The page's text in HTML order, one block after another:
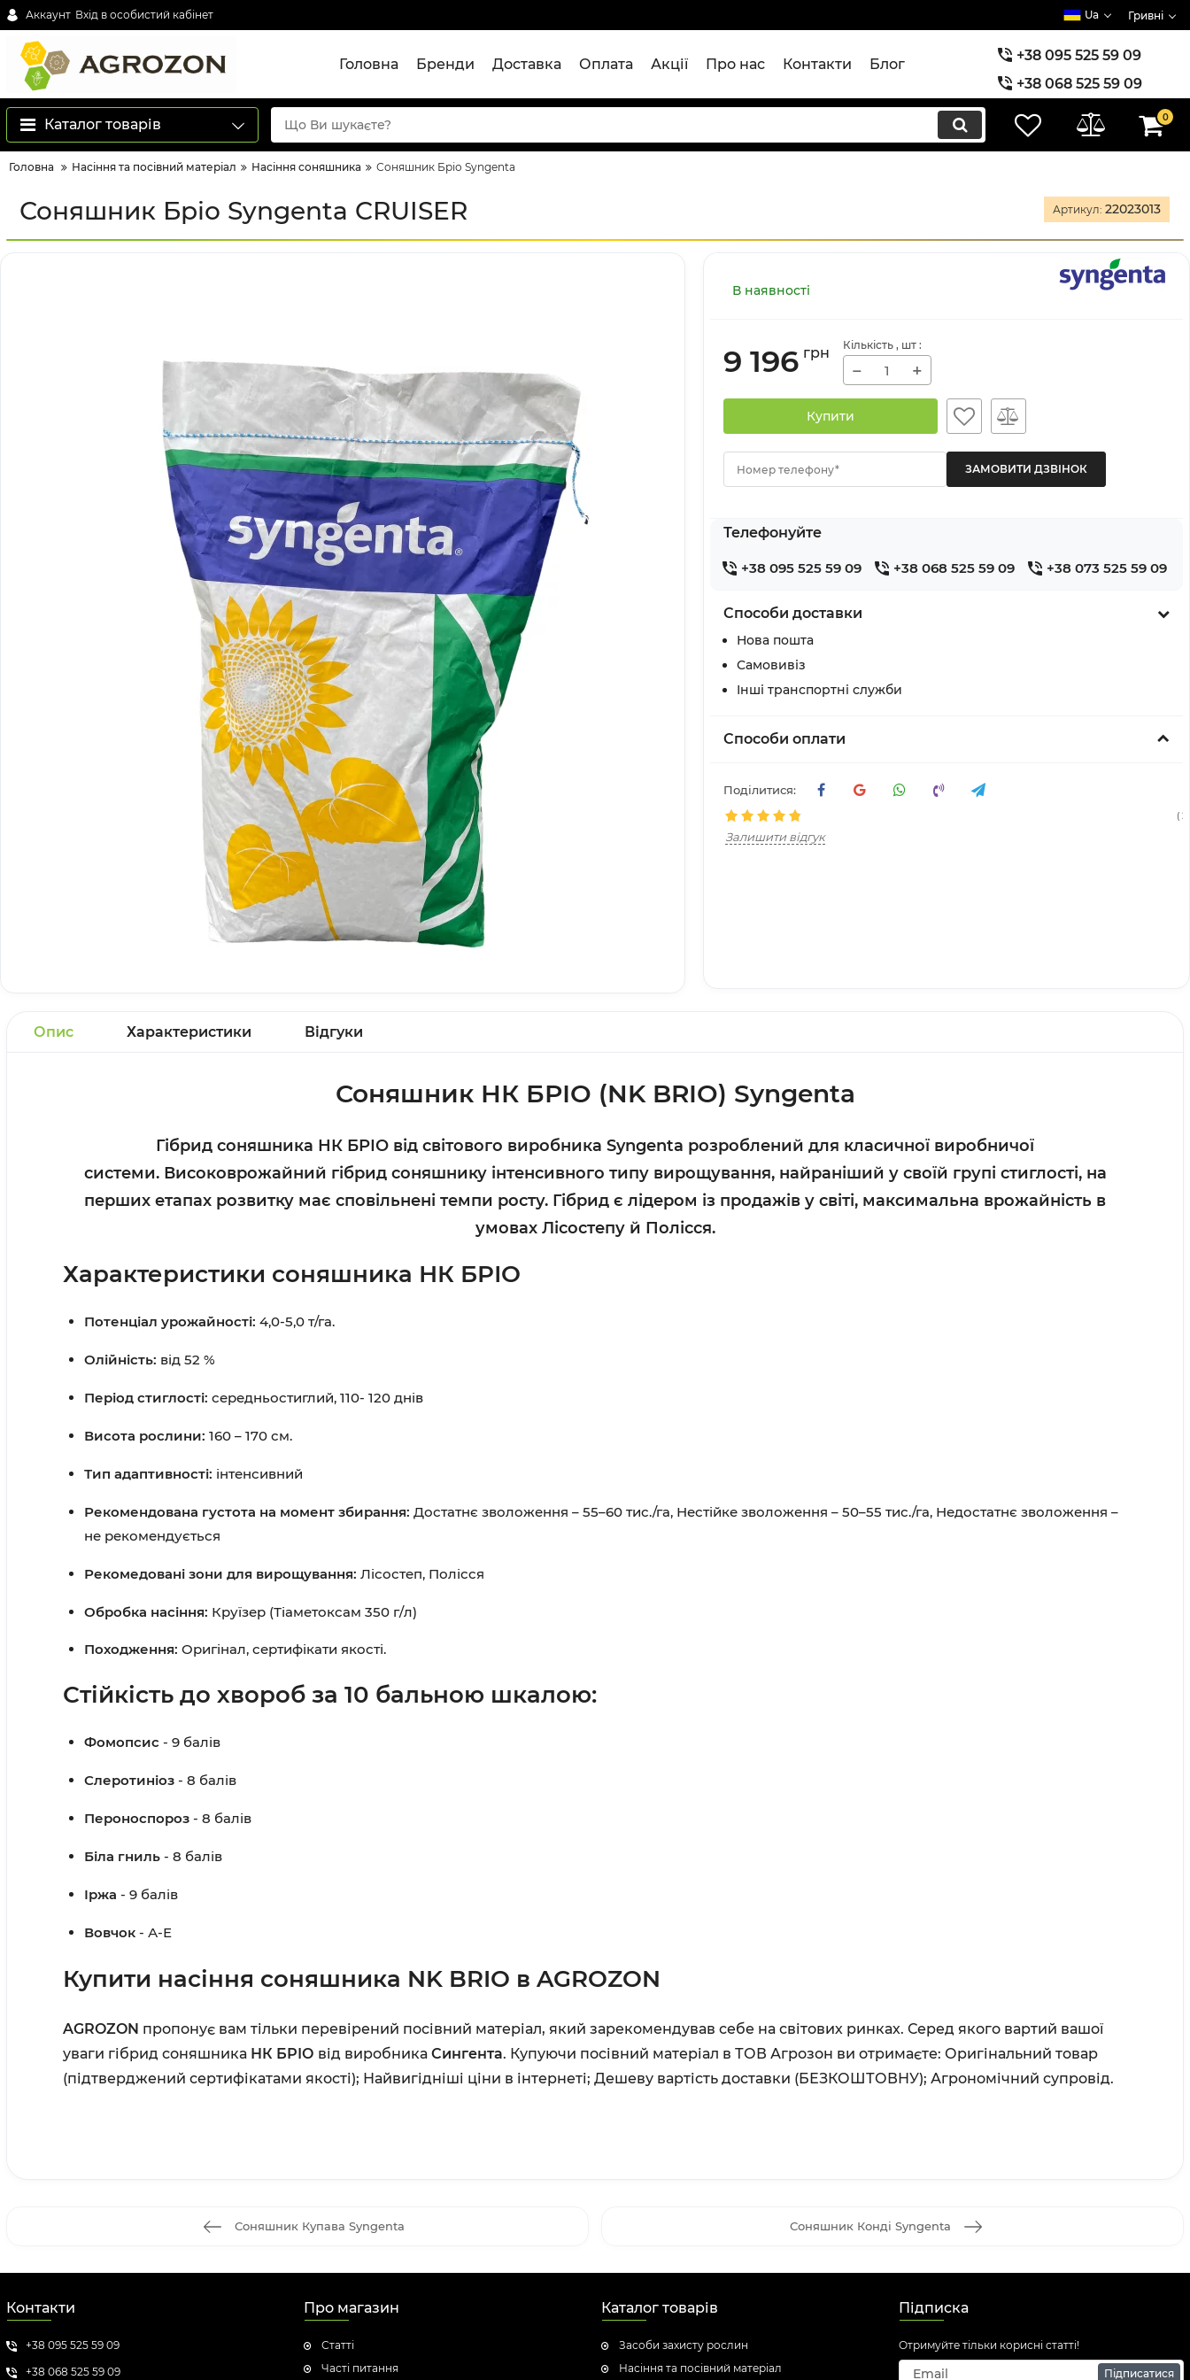
Аккаунт Вхід в особистий кабінет Ua Гривні
Головна Бренди Доставка Оплата Акції Про нас Контакти Блог
+38 095 525 59 09
+38 068 525 59 09
+38 073 525 59 09
Каталог товарів 0
Головна Насіння та посівний матеріал Насіння соняшника Соняшник Бріо Syngenta
Соняшник Бріо Syngenta CRUISER Артикул: 22023013
В наявності
9 196 грн Кількість , шт :
− +
Купити
Номер телефону*
Телефонуйте
+38 095 525 59 09 +38 068 525 59 09 +38 073 525 59 09
Способи доставки
Нова пошта
Самовивіз
Інші транспортні служби
Способи оплати
Поділитися:
(
Залишити відгук
Опис Характеристики Відгуки
Соняшник НК БРІО (NK BRIO) Syngenta
Гібрид соняшника НК БРІО від світового виробника Syngenta розроблений для класичної виробничої
системи. Високоврожайний гібрид соняшнику інтенсивного типу вирощування, найраніший у своїй групі стиглості, на
перших етапах розвитку має сповільнені темпи росту. Гібрид є лідером із продажів у світі, максимальна врожайність в
умовах Лісостепу й Полісся.
Характеристики соняшника НК БРІО
Потенціал урожайності: 4,0-5,0 т/га.
Олійність: від 52 %
Період стиглості: середньостиглий, 110- 120 днів
Висота рослини: 160 – 170 см.
Тип адаптивності: інтенсивний
Рекомендована густота на момент збирання: Достатнє зволоження – 55–60 тис./га, Нестійке зволоження – 50–55 тис./га, Недостатнє зволоження –
не рекомендується
Рекомедовані зони для вирощування: Лісостеп, Полісся
Обробка насіння: Круїзер (Тіаметоксам 350 г/л)
Походження: Оригінал, сертифікати якості.
Стійкість до хвороб за 10 бальною шкалою:
Фомопсис - 9 балів
Слеротиніоз - 8 балів
Пероноспороз - 8 балів
Біла гниль - 8 балів
Іржа - 9 балів
Вовчок - А-Е
Купити насіння соняшника NK BRIO в AGROZON
AGROZON пропонує вам тільки перевірений посівний матеріал, який зарекомендував себе на світових ринках. Серед якого вартий вашої
уваги гібрид соняшника НК БРІО від виробника Сингента. Купуючи посівний матеріал в ТОВ Агрозон ви отримаєте: Оригінальний товар
(підтверджений сертифікатами якості); Найвигідніші ціни в інтернеті; Дешеву вартість доставки (БЕЗКОШТОВНУ); Агрономічний супровід.
Соняшник Купава Syngenta Соняшник Конді Syngenta
Контакти
+38 095 525 59 09
+38 068 525 59 09
Про магазин
Статті
Часті питання
Каталог товарів
Засоби захисту рослин
Насіння та посівний матеріал
Підписка
Отримуйте тільки корисні статті!
Підписатися